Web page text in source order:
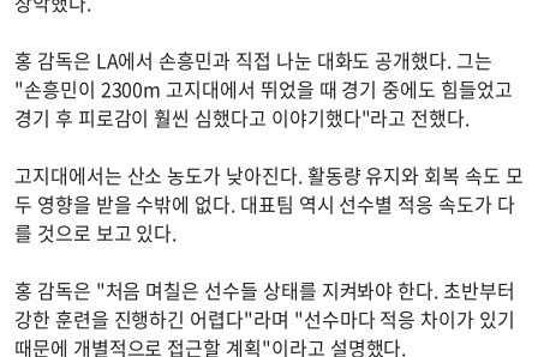
홍 감독은 LA에서 손흥민과 직접 나눈 대화도 공개했다. 그는
"손흥민이 2300m 고지대에서 뛰었을 때 경기 중에도 힘들었고
경기 후 피로감이 훨씬 심했다고 이야기했다"라고 전했다.
고지대에서는 산소 농도가 낮아진다. 활동량 유지와 회복 속도 모
두 영향을 받을 수밖에 없다. 대표팀 역시 선수별 적응 속도가 다
를 것으로 보고 있다.
홍 감독은 "처음 며칠은 선수들 상태를 지켜봐야 한다. 초반부터
강한 훈련을 진행하긴 어렵다"라며 "선수마다 적응 차이가 있기
때문에 개별적으로 접근할 계획"이라고 설명했다.